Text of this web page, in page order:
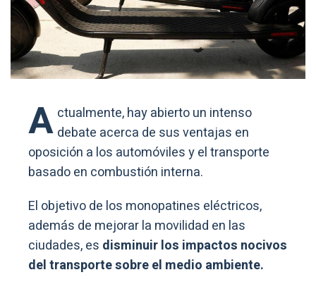
A ctualmente, hay abierto un intenso
debate acerca de sus ventajas en
oposición a los automóviles y el transporte
basado en combustión interna.
El objetivo de los monopatines eléctricos,
además de mejorar la movilidad en las
ciudades, es disminuir los impactos nocivos
del transporte sobre el medio ambiente.